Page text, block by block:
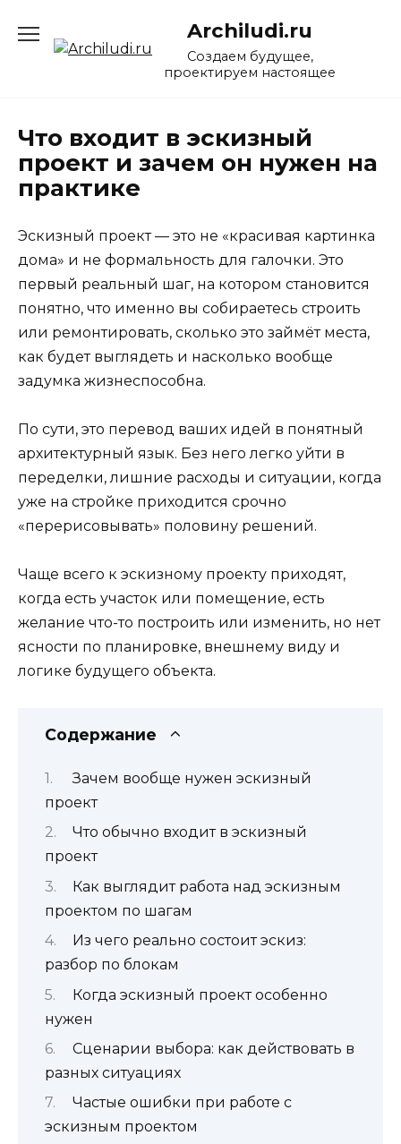
содержанию
Archiludi.ru
Создаем будущее,
проектируем настоящее
Что входит в эскизный
проект и зачем он нужен на
практике
Эскизный проект — это не «красивая картинка
дома» и не формальность для галочки. Это
первый реальный шаг, на котором становится
понятно, что именно вы собираетесь строить
или ремонтировать, сколько это займёт места,
как будет выглядеть и насколько вообще
задумка жизнеспособна.
По сути, это перевод ваших идей в понятный
архитектурный язык. Без него легко уйти в
переделки, лишние расходы и ситуации, когда
уже на стройке приходится срочно
«перерисовывать» половину решений.
Чаще всего к эскизному проекту приходят,
когда есть участок или помещение, есть
желание что-то построить или изменить, но нет
ясности по планировке, внешнему виду и
логике будущего объекта.
Содержание
Зачем вообще нужен эскизный
проект
Что обычно входит в эскизный
проект
Как выглядит работа над эскизным
проектом по шагам
Из чего реально состоит эскиз:
разбор по блокам
Когда эскизный проект особенно
нужен
Сценарии выбора: как действовать в
разных ситуациях
Частые ошибки при работе с
эскизным проектом